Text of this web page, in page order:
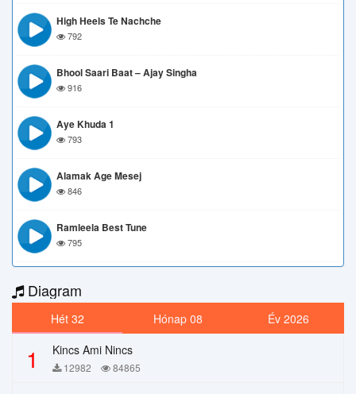
High Heels Te Nachche
792
Bhool Saari Baat – Ajay Singha
916
Aye Khuda 1
793
Alamak Age Mesej
846
Ramleela Best Tune
795
Diagram
Hét 32 Hónap 08 Év 2026
1 Kincs Ami Nincs
12982 84865